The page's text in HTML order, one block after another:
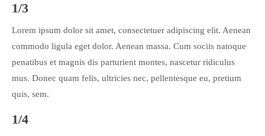
1/3
Lorem ipsum dolor sit amet, consectetuer adipiscing elit. Aenean
commodo ligula eget dolor. Aenean massa. Cum sociis natoque
penatibus et magnis dis parturient montes, nascetur ridiculus
mus. Donec quam felis, ultricies nec, pellentesque eu, pretium
quis, sem.
1/4